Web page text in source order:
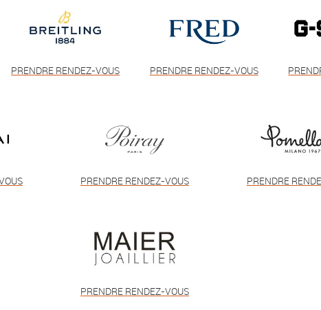
PRENDRE RENDEZ-VOUS PRENDRE RENDEZ-VOUS
PRENDRE RENDEZ-VOUS PRENDRE
PRENDRE RENDEZ-VOUS